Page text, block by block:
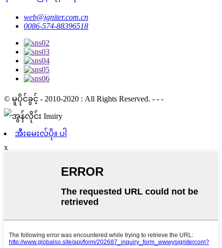
web@igniter.com.cn
0086-574-88396518
© မူပိုင်ခွင့် - 2010-2020 : All Rights Reserved. - - -
အီးမေးလ်ပို။ ပါ
x